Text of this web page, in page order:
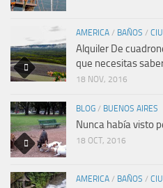
AMERICA / BAÑOS /
Alquiler De
que necesitas
18 NOV, 2016
BLOG / BUENOS AIRES
Nunca había visto
18 OCT, 2016
AMERICA / BAÑOS /